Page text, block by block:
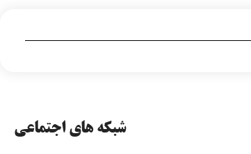
شبکه های اجتماعی